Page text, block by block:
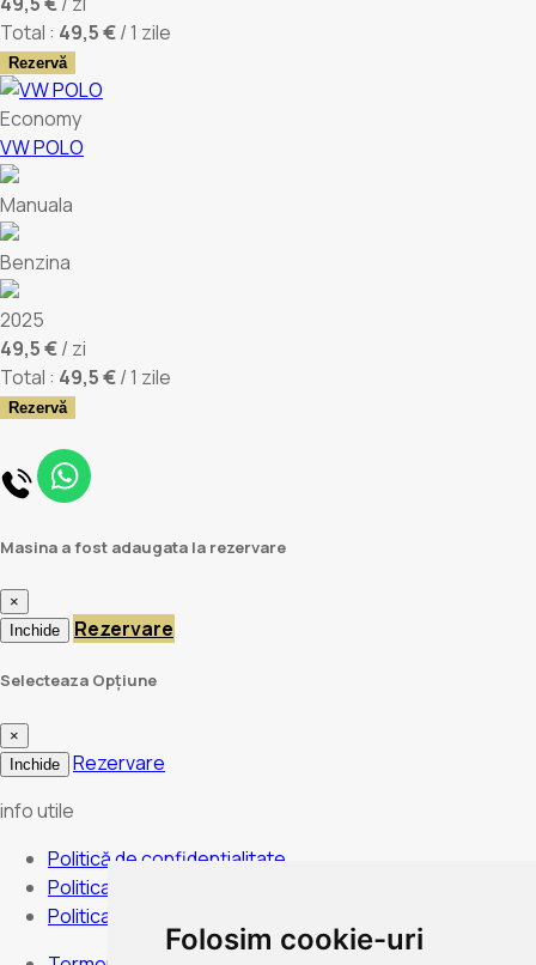
Folosim cookie-uri
Total : 49,5 €/ 1 zile
Rezervă
Economy
VW POLO
Manuala
Benzina
2025
49,5 €/ zi
Total : 49,5 €/ 1 zile
Rezervă
Masina a fost adaugata la rezervare
×
Inchide
Rezervare
Selecteaza Opțiune
×
Inchide
Rezervare
info utile
Politică de confidențialitate
Politica de anulare
Politica de cookies